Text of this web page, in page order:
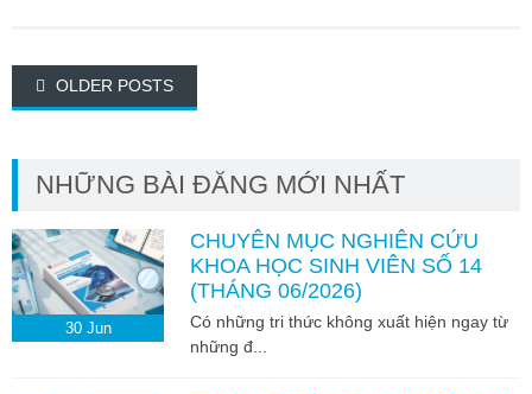
Posts
OLDER POSTS
NHỮNG BÀI ĐĂNG MỚI NHẤT
30 Jun
CHUYÊN MỤC NGHIÊN CỨU
KHOA HỌC SINH VIÊN SỐ 14
(THÁNG 06/2026)
Có những tri thức không xuất hiện ngay từ
những đ...